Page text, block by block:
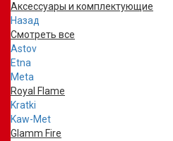
Аксессуары и комплектующие
Назад
Смотреть все
Astov
Etna
Meta
Royal Flame
Kratki
Kaw-Met
Glamm Fire